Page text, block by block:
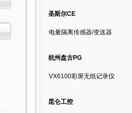
圣斯尔CE
电量隔离传感器/变送器
杭州盘古PG
VX6100彩屏无纸记录仪
昆仑工控